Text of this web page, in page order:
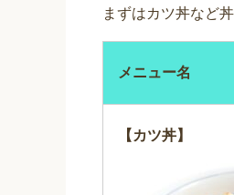
まずはカツ丼など
メニュー名
【カツ丼】